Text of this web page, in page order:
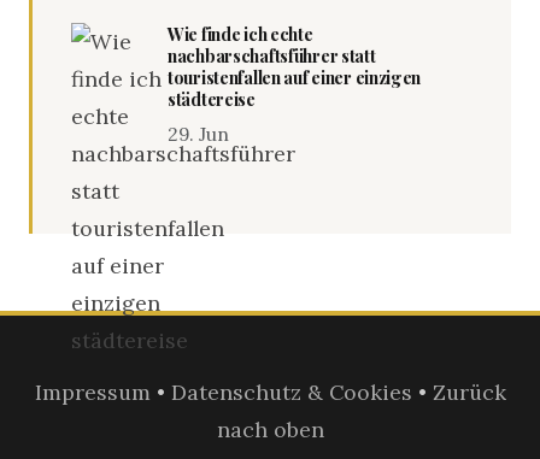
Wie finde ich echte
nachbarschaftsführer statt
touristenfallen auf einer einzigen
städtereise
29. Jun
Impressum• Datenschutz & Cookies • Zurück
nach oben